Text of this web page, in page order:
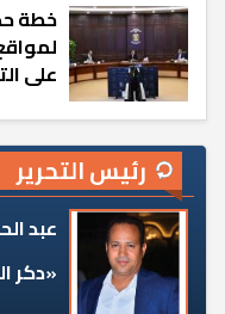
خطة
على
رئيس التحرير
عبد
«دكر